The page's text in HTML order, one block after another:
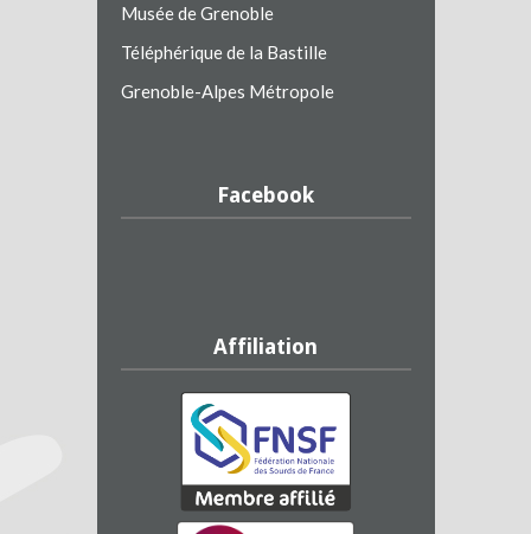
Musée de Grenoble
Téléphérique de la Bastille
Grenoble-Alpes Métropole
Facebook
Affiliation